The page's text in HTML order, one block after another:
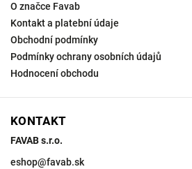
O značce Favab
Kontakt a platební údaje
Obchodní podmínky
Podmínky ochrany osobních údajů
Hodnocení obchodu
KONTAKT
FAVAB s.r.o.
eshop@favab.sk